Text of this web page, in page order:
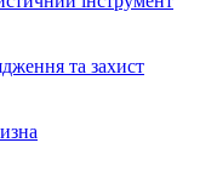
та захист